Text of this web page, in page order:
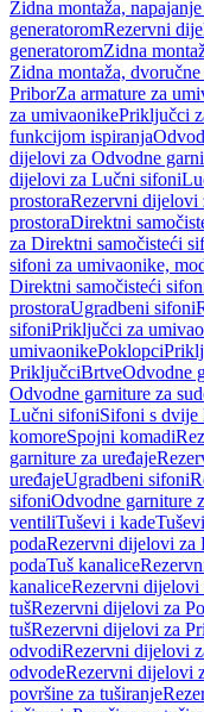
Zidna montaža,
generatoromRezervni
generatoromZidna
Zidna montaža, dvoručne
PriborZa armature za
za umivaonikePriključci
funkcijom ispiranja
dijelovi za Odvodne
dijelovi za Lučni sifoni
prostoraRezervni dijelovi
prostoraDirektni
za Direktni samočisteći
sifoni za umivaonike,
Direktni samočisteći
prostoraUgradbeni sifoni
sifoniPriključci za
umivaonikePoklopci
PriključciBrtveOdvodne
Odvodne garniture za
Lučni sifoniSifoni s dvije
komoreSpojni komadi
garniture za uređaje
uređajeUgradbeni sifoni
sifoniOdvodne garniture
ventiliTuševi i kadeTuševi
podaRezervni dijelovi za
podaTuš kanalice
kanaliceRezervni dijelovi
tušRezervni dijelovi za
tušRezervni dijelovi za
odvodiRezervni dijelovi
odvodeRezervni dijelovi
površine za tuširanje